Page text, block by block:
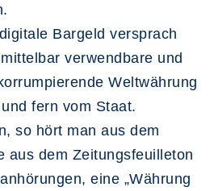
Bargeld versprach
verwendbare und
Weltwährung
fern vom Staat.
so hört man aus dem
aus dem Zeitungsfeuilleton
eine „Währung